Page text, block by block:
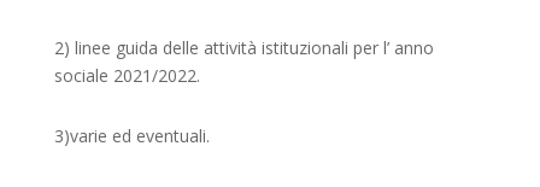
2) linee guida delle attività istituzionali per l’ anno
sociale 2021/2022.
3)varie ed eventuali.